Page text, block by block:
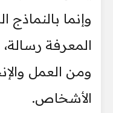
وإنما
المعرفة
ومن العمل
الأشخاص.